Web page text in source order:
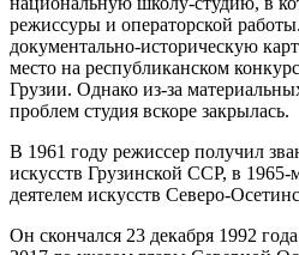
режиссуры и операторской
документально-историческую
место на республиканском
Грузии. Однако из-за
проблем студия вскоре закрылась.
В 1961 году режиссер получил
искусств Грузинской ССР, в
деятелем искусств Северо-
Он скончался 23 декабря 1992